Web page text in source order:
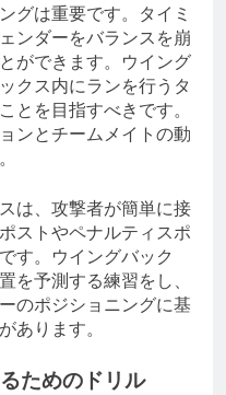
グは重要です。タイミ
ンダーをバランスを崩
ができます。ウイング
クス内にランを行うタ
とを目指すべきです。
ンとチームメイトの動
は、攻撃者が簡単に接
ストやペナルティスポ
す。ウイングバック
を予測する練習をし、
のポジショニングに基
あります。
ためのドリル